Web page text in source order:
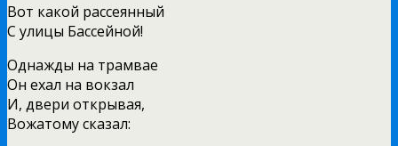
Вот какой рассеянный
С улицы Бассейной!
Однажды на трамвае
Он ехал на вокзал
И, двери открывая,
Вожатому сказал: